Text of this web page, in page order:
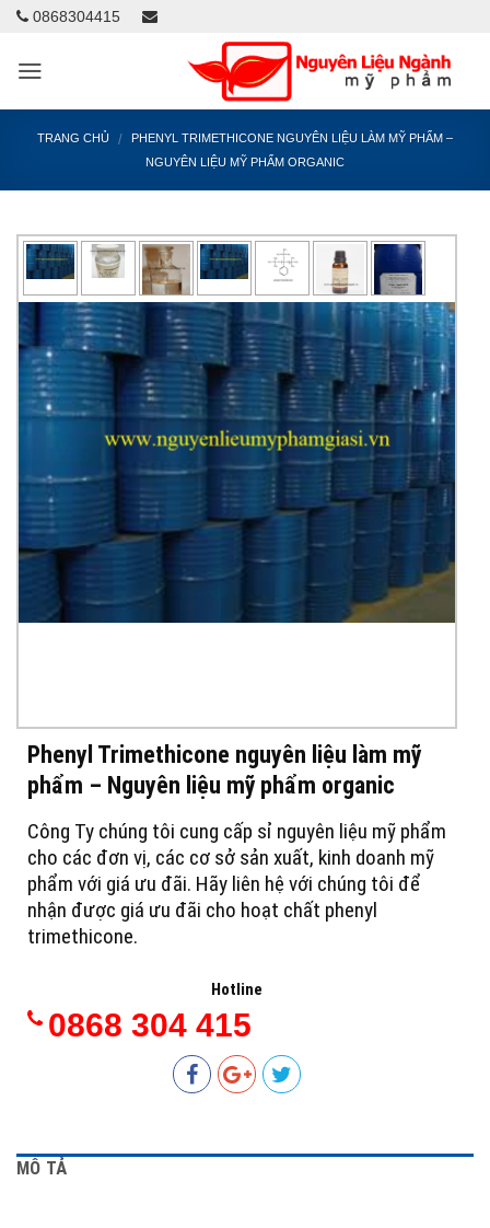
0868304415
TRANG CHỦ /
PHENYL TRIMETHICONE NGUYÊN LIỆU LÀM MỸ PHẨM –
NGUYÊN LIỆU MỸ PHẨM ORGANIC
Phenyl Trimethicone nguyên liệu làm mỹ
phẩm – Nguyên liệu mỹ phẩm organic
Công Ty chúng tôi cung cấp sỉ nguyên liệu mỹ phẩm
cho các đơn vị, các cơ sở sản xuất, kinh doanh mỹ
phẩm với giá ưu đãi. Hãy liên hệ với chúng tôi để
nhận được giá ưu đãi cho hoạt chất phenyl
trimethicone.
Hotline
0868 304 415
MÔ TẢ